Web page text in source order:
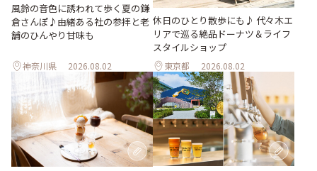
風鈴の音色に誘われて歩く夏の鎌
倉さんぽ♪由緒ある社の参拝と老
舗のひんやり甘味も
神奈川県 2026.08.02
休日のひとり散歩にも♪ 代々木エ
リアで巡る絶品ドーナツ＆ライフ
スタイルショップ
東京都 2026.08.02